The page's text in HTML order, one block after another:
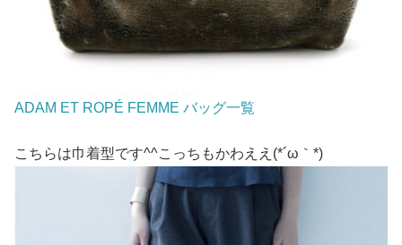
ADAM ET ROPÉ FEMME バッグ一覧
こちらは巾着型です^^こっちもかわええ(*´ω｀*)